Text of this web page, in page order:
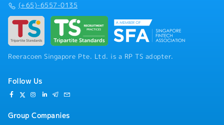
(+65)-6557-0135
Reeracoen Singapore Pte. Ltd. is a RP TS adopter.
Follow Us
Group Companies